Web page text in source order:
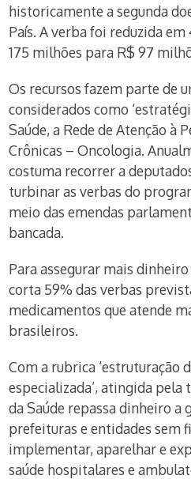
historicamente a segunda
País. A verba foi reduzida
175 milhões para R$ 97
Os recursos fazem parte de
considerados como
Saúde, a Rede de Atenção à
Crônicas – Oncologia.
costuma recorrer a
turbinar as verbas do
meio das emendas
bancada.
Para assegurar mais
corta 59% das verbas
medicamentos que atende
brasileiros.
Com a rubrica ‘estruturação
especializada’, atingida
da Saúde repassa dinheiro a
prefeituras e entidades sem
implementar, aparelhar e
saúde hospitalares e